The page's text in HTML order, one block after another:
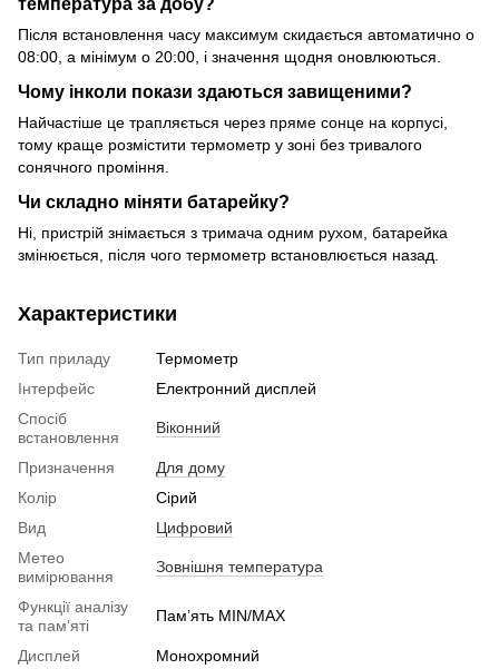
Після встановлення часу максимум скидається автоматично о
08:00, а мінімум о 20:00, і значення щодня оновлюються.
Чому інколи покази здаються завищеними?
Найчастіше це трапляється через пряме сонце на корпусі,
тому краще розмістити термометр у зоні без тривалого
сонячного проміння.
Чи складно міняти батарейку?
Ні, пристрій знімається з тримача одним рухом, батарейка
змінюється, після чого термометр встановлюється назад.
Характеристики
Тип приладу
Термометр
Інтерфейс
Електронний дисплей
Спосіб
встановлення
Віконний
Призначення
Для дому
Колір
Сірий
Вид
Цифровий
Метео
вимірювання
Зовнішня температура
Функції аналізу
та пам’яті
Пам’ять MIN/MAX
Дисплей Монохромний